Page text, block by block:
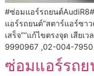
#ซ่อมแอร์รถยนต์
แอร์รถยนต์“สตาร์แอร์ซาว
เสร็จ”“แก้ไขตรงจุด เสีย
9990967 ,02-004-7950
ซ่อมแอร์รถ